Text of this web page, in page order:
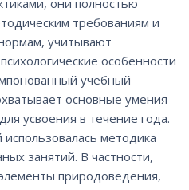
требованиям и
учитывают
особенности
учебный
основные умения
усвоения в течение года.
методика
занятий. В частности,
природоведения,